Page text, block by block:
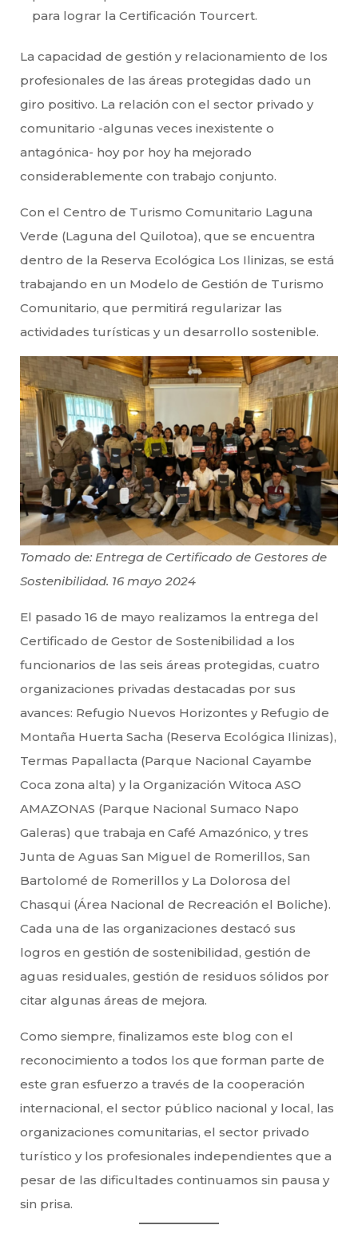
para lograr la Certificación Tourcert.
La capacidad de gestión y relacionamiento de los
profesionales de las áreas protegidas dado un
giro positivo. La relación con el sector privado y
comunitario -algunas veces inexistente o
antagónica- hoy por hoy ha mejorado
considerablemente con trabajo conjunto.
Con el Centro de Turismo Comunitario Laguna
Verde (Laguna del Quilotoa), que se encuentra
dentro de la Reserva Ecológica Los Ilinizas, se está
trabajando en un Modelo de Gestión de Turismo
Comunitario, que permitirá regularizar las
actividades turísticas y un desarrollo sostenible.
Tomado de: Entrega de Certificado de Gestores de
Sostenibilidad. 16 mayo 2024
El pasado 16 de mayo realizamos la entrega del
Certificado de Gestor de Sostenibilidad a los
funcionarios de las seis áreas protegidas, cuatro
organizaciones privadas destacadas por sus
avances: Refugio Nuevos Horizontes y Refugio de
Montaña Huerta Sacha (Reserva Ecológica Ilinizas),
Termas Papallacta (Parque Nacional Cayambe
Coca zona alta) y la Organización Witoca ASO
AMAZONAS (Parque Nacional Sumaco Napo
Galeras) que trabaja en Café Amazónico, y tres
Junta de Aguas San Miguel de Romerillos, San
Bartolomé de Romerillos y La Dolorosa del
Chasqui (Área Nacional de Recreación el Boliche).
Cada una de las organizaciones destacó sus
logros en gestión de sostenibilidad, gestión de
aguas residuales, gestión de residuos sólidos por
citar algunas áreas de mejora.
Como siempre, finalizamos este blog con el
reconocimiento a todos los que forman parte de
este gran esfuerzo a través de la cooperación
internacional, el sector público nacional y local, las
organizaciones comunitarias, el sector privado
turístico y los profesionales independientes que a
pesar de las dificultades continuamos sin pausa y
sin prisa.